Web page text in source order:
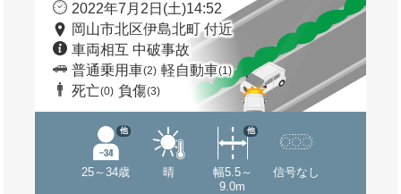
2022年7月2日(土)14:52
岡山市北区伊島北町 付近
車両相互 中破事故
普通乗用車(2) 軽自動車(1)
死亡(0) 負傷(3)
25～34歳
他
晴
幅5.5～
9.0m
他
信号なし